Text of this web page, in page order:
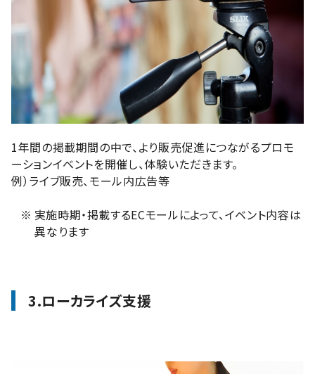
1年間の掲載期間の中で、より販売促進につながるプロモ
ーションイベントを開催し、体験いただきます。
例）ライブ販売、モール内広告等
※ 実施時期・掲載するECモールによって、イベント内容は
異なります
3.ローカライズ支援